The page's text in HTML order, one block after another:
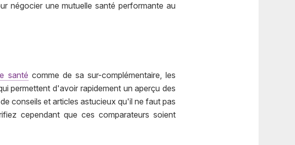
négocier une mutuelle santé performante au
santé comme de sa sur-complémentaire, les
permettent d'avoir rapidement un aperçu des
conseils et articles astucieux qu'il ne faut pas
cependant que ces comparateurs soient